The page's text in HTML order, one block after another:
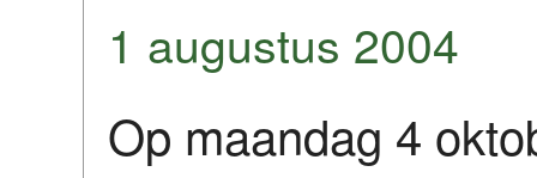
1 augustus 2004
Op maandag 4